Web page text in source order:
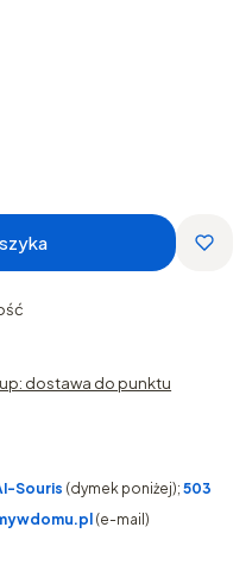
dostawa do punktu
Souris (dymek poniżej); 503
(e-mail)